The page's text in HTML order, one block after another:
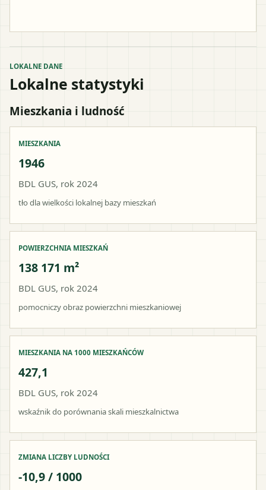
LOKALNE DANE
Lokalne statystyki
Mieszkania i ludność
MIESZKANIA
1946
BDL GUS, rok 2024
tło dla wielkości lokalnej bazy mieszkań
POWIERZCHNIA MIESZKAŃ
138 171 m²
BDL GUS, rok 2024
pomocniczy obraz powierzchni mieszkaniowej
MIESZKANIA NA 1000 MIESZKAŃCÓW
427,1
BDL GUS, rok 2024
wskaźnik do porównania skali mieszkalnictwa
ZMIANA LICZBY LUDNOŚCI
-10,9 / 1000